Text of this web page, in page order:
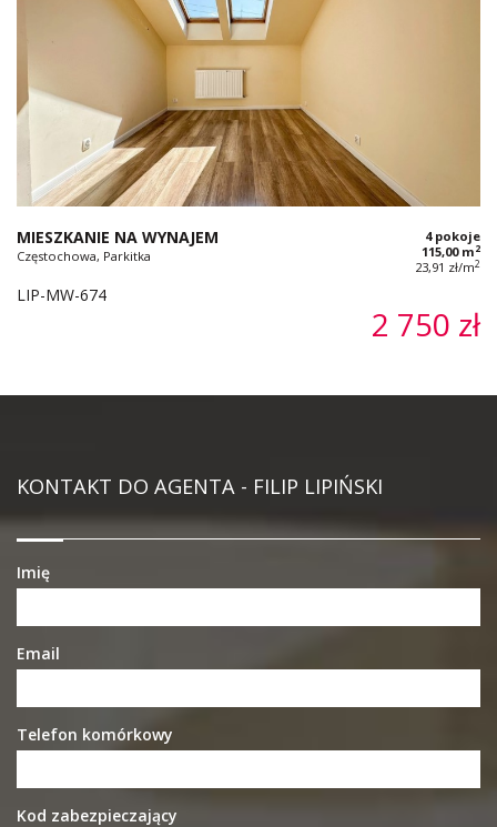
MIESZKANIE NA WYNAJEM
Częstochowa, Parkitka
4 pokoje
115,00 m2
23,91 zł/m2
LIP-MW-674
2 750 zł
KONTAKT DO AGENTA - FILIP LIPIŃSKI
Imię
Email
Telefon komórkowy
Kod zabezpieczający